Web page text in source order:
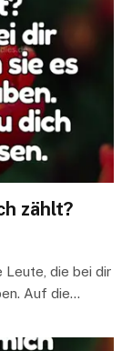
zählt?
Leute, die bei dir
Auf die…